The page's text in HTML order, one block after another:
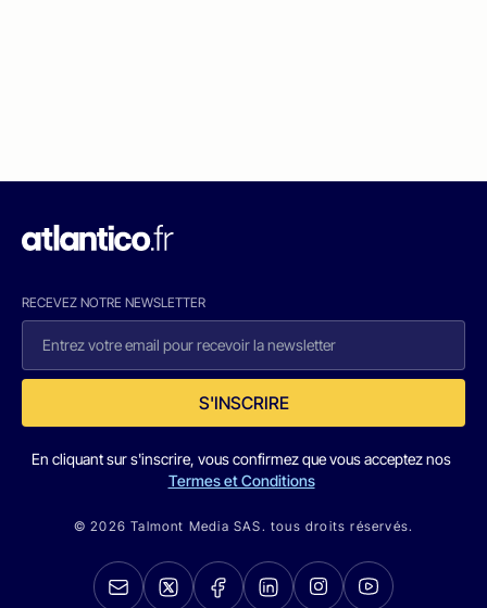
RECEVEZ NOTRE NEWSLETTER
S'INSCRIRE
En cliquant sur s'inscrire, vous confirmez que vous acceptez nos
Termes et Conditions
© 2026 Talmont Media SAS. tous droits réservés.